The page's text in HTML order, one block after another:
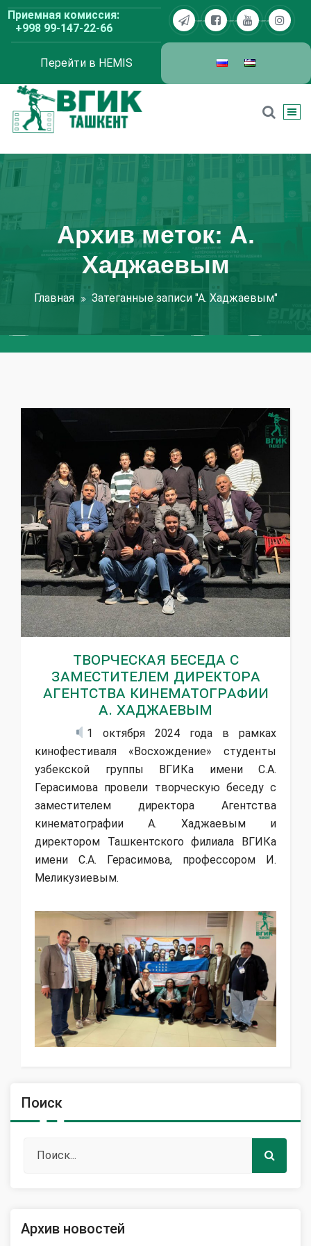
Перейти
содержимому
Приемная комиссия:
+998 99-147-22-66
Перейти в HEMIS
Архив меток: А.
Хаджаевым
Главная Затеганные записи "А. Хаджаевым"
Творческая беседа с
заместителем директора
Агентства кинематографии
А. Хаджаевым
1 октября 2024 года в рамках
кинофестиваля «Восхождение» студенты
узбекской группы ВГИКа имени С.А.
Герасимова провели творческую беседу с
заместителем директора Агентства
кинематографии А. Хаджаевым и
директором Ташкентского филиала ВГИКа
имени С.А. Герасимова, профессором И.
Меликузиевым.
Поиск
Архив новостей